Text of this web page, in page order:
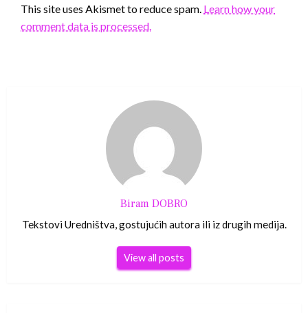
This site uses Akismet to reduce spam. Learn how your
comment data is processed.
Biram DOBRO
Tekstovi Uredništva, gostujućih autora ili iz drugih medija.
View all posts